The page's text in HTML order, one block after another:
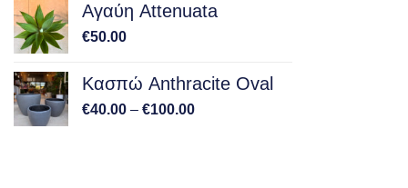
Αγαύη Attenuata
€50.00
Κασπώ Anthracite Oval
€40.00 – €100.00Price